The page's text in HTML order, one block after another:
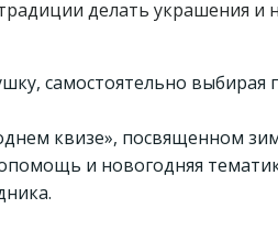
делать украшения
самостоятельно
квизе», посвященном
и новогодняя